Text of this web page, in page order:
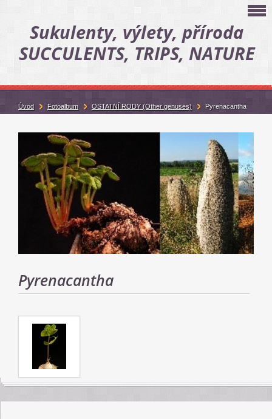
Sukulenty, výlety, příroda
SUCCULENTS, TRIPS, NATURE
Pyrenacantha
Úvod Fotoalbum OSTATNÍ RODY (Other genuses) Pyrenacantha